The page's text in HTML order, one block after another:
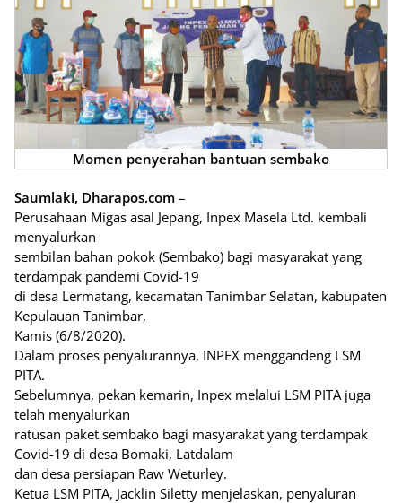
Momen penyerahan bantuan sembako
Saumlaki, Dharapos.com –
Perusahaan Migas asal Jepang, Inpex Masela Ltd. kembali
menyalurkan
sembilan bahan pokok (Sembako) bagi masyarakat yang
terdampak pandemi Covid-19
di desa Lermatang, kecamatan Tanimbar Selatan, kabupaten
Kepulauan Tanimbar,
Kamis (6/8/2020).
Dalam proses penyalurannya, INPEX menggandeng LSM
PITA.
Sebelumnya, pekan kemarin, Inpex melalui LSM PITA juga
telah menyalurkan
ratusan paket sembako bagi masyarakat yang terdampak
Covid-19 di desa Bomaki, Latdalam
dan desa persiapan Raw Weturley.
Ketua LSM PITA, Jacklin Siletty menjelaskan, penyaluran